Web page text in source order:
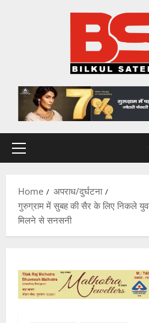
Primary
Home
अपराध/दुर्घटना
गुरुग्राम में सुबह की सैर के लिए निकले
मिलने से सनसनी